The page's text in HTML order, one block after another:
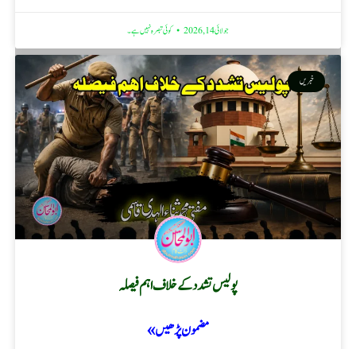
جولائی 14, 2026 کوئی تبصرہ نہیں ہے۔
خبریں
پولیس تشدد کے خلاف اہم فیصلہ
مضمون پڑھیں »